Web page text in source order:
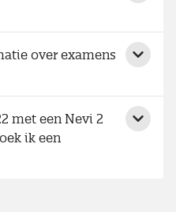
over examens
met een Nevi 2
ik een